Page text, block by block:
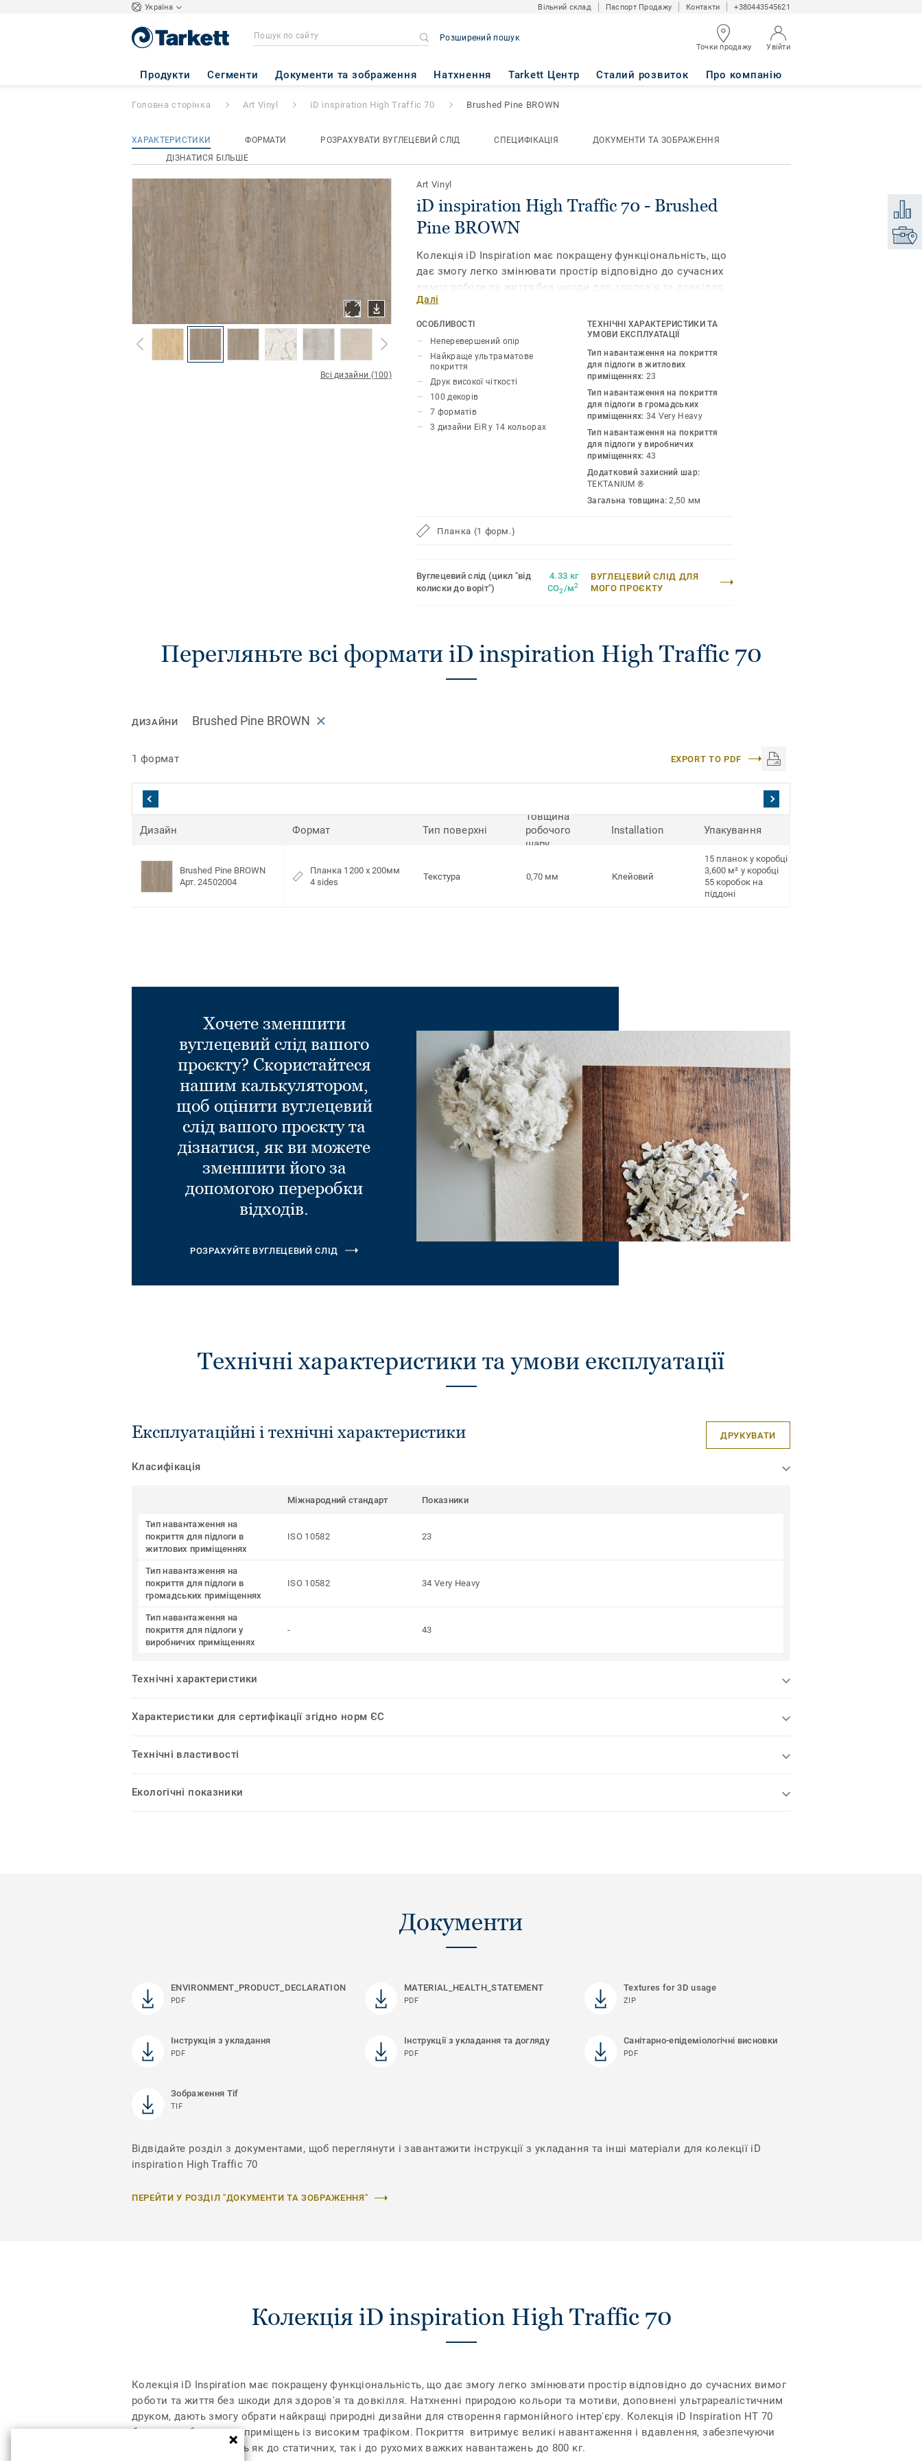
Україна Вільний склад Паспорт Продажу Контакти +380443545621
Розширений пошук
Точки продажу Увійти
Продукти Сегменти Документи та зображення Натхнення Tarkett Центр Сталий розвиток Про компанію
iD inspiration High Traffic 70 - Brushed Pine BROWN
Головна сторінка Art Vinyl iD inspiration High Traffic 70 Brushed Pine BROWN
ХАРАКТЕРИСТИКИ ФОРМАТИ РОЗРАХУВАТИ ВУГЛЕЦЕВИЙ СЛІД СПЕЦИФІКАЦІЯ
ДОКУМЕНТИ ТА ЗОБРАЖЕННЯ
ДІЗНАТИСЯ БІЛЬШЕ
Всі дизайни (100)
Art Vinyl
iD inspiration High Traffic 70 - Brushed
Pine BROWN
Колекція iD Inspiration має покращену функціональність, що
дає змогу легко змінювати простір відповідно до сучасних
вимог роботи та життя без шкоди для здоров'я та довкілля.
Натхненні природою кольори та мотиви, доповнені
ультрареалістичним друком, дають змогу обрати найкращі
природні дизайни для створення гармонійного інтер'єру.
Колекція iD Inspiration HT 70 було розроблено для
приміщень із високим трафіком. Покриття витримує великі
навантаження і вдавлення, забезпечуючи максимальну
стійкість як до статичних, так і до рухомих важких
навантажень до 800 кг.
Далі
ОСОБЛИВОСТІ
Неперевершений опір
Найкраще ультраматове
покриття
Друк високої чіткості
100 декорів
7 форматів
3 дизайни EiR у 14 кольорах
ТЕХНІЧНІ ХАРАКТЕРИСТИКИ ТА
УМОВИ ЕКСПЛУАТАЦІЇ
Тип навантаження на покриття
для підлоги в житлових
приміщеннях: 23
Тип навантаження на покриття
для підлоги в громадських
приміщеннях: 34 Very Heavy
Тип навантаження на покриття
для підлоги у виробничих
приміщеннях: 43
Додатковий захисний шар:
TEKTANIUM ®
Загальна товщина:2,50 мм
Планка (1 форм.)
Вуглецевий слід (цикл "від
колиски до воріт")
4.33 кг
CO2/м2
ВУГЛЕЦЕВИЙ СЛІД ДЛЯ
МОГО ПРОЄКТУ
Перегляньте всі формати iD inspiration High Traffic 70
ДИЗАЙНИ Brushed Pine BROWN
1 формат EXPORT TO PDF
Дизайн Формат Тип поверхні
Товщина
робочого
шару
Installation Упакування
Brushed Pine BROWN
Арт. 24502004
Планка 1200 x 200мм
4 sides
Текстура 0,70 мм Клейовий
15 планок у коробці
3,600 м² у коробці
55 коробок на
піддоні
Хочете зменшити
вуглецевий слід вашого
проєкту? Скористайтеся
нашим калькулятором,
щоб оцінити вуглецевий
слід вашого проєкту та
дізнатися, як ви можете
зменшити його за
допомогою переробки
відходів.
РОЗРАХУЙТЕ ВУГЛЕЦЕВИЙ СЛІД
Технічні характеристики та умови експлуатації
Експлуатаційні і технічні характеристики ДРУКУВАТИ
Класифікація
Міжнародний стандарт Показники
Тип навантаження на
покриття для підлоги в
житлових приміщеннях
ISO 10582 23
Тип навантаження на
покриття для підлоги в
громадських приміщеннях
ISO 10582 34 Very Heavy
Тип навантаження на
покриття для підлоги у
виробничих приміщеннях
- 43
Технічні характеристики
Характеристики для сертифікації згідно норм ЄС
Технічні властивості
Екологічні показники
Документи
ENVIRONMENT_PRODUCT_DECLARATION
PDF
MATERIAL_HEALTH_STATEMENT
PDF
Textures for 3D usage
ZIP
Інструкція з укладання
PDF
Інструкції з укладання та догляду
PDF
Санітарно-епідеміологічні висновки
PDF
Зображення Tif
TIF
Відвідайте розділ з документами, щоб переглянути і завантажити інструкції з укладання та інші матеріали для колекції iD
inspiration High Traffic 70
ПЕРЕЙТИ У РОЗДІЛ "ДОКУМЕНТИ ТА ЗОБРАЖЕННЯ"
Колекція iD inspiration High Traffic 70
Колекція iD Inspiration має покращену функціональність, що дає змогу легко змінювати простір відповідно до сучасних вимог
роботи та життя без шкоди для здоров'я та довкілля. Натхненні природою кольори та мотиви, доповнені ультрареалістичним
друком, дають змогу обрати найкращі природні дизайни для створення гармонійного інтер'єру. Колекція iD Inspiration HT 70
було розроблено для приміщень із високим трафіком. Покриття витримує великі навантаження і вдавлення, забезпечуючи
максимальну стійкість як до статичних, так і до рухомих важких навантажень до 800 кг.